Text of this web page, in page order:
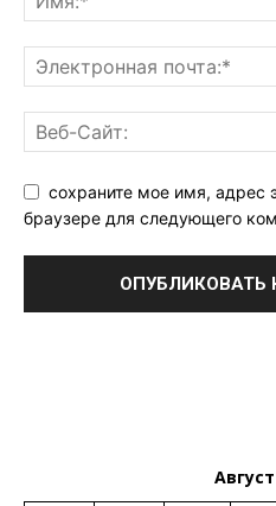
сохраните мое имя, адрес
браузере для следующего